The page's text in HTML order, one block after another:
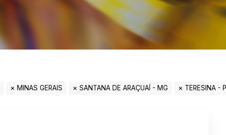
MINAS GERAIS SANTANA DE ARAÇUAÍ - MG TERESINA -